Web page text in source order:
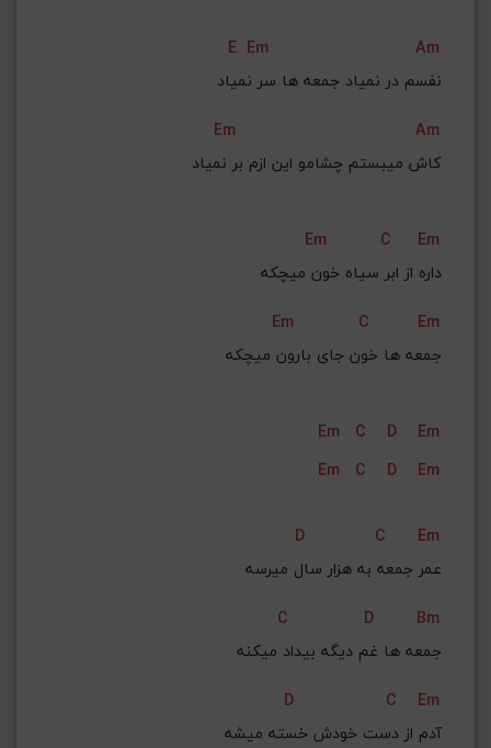
E Em
Am
نفسم در نمیاد جمعه‌ ها سر نمیاد
Em
Am
کاش میبستم چشامو این ازم بر نمیاد
Em C
Em
داره از ابر سیاه خون میچکه
Em
C
Em
جمعه‌ ها خون جای بارون میچکه
Em C D
Em
Em
C D Em
D C
Em
عمر جمعه به هزار سال میرسه
C
D
Bm
جمعه‌ ها غم دیگه بیداد میکنه
D
C
Em
آدم از دست خودش خسته میشه